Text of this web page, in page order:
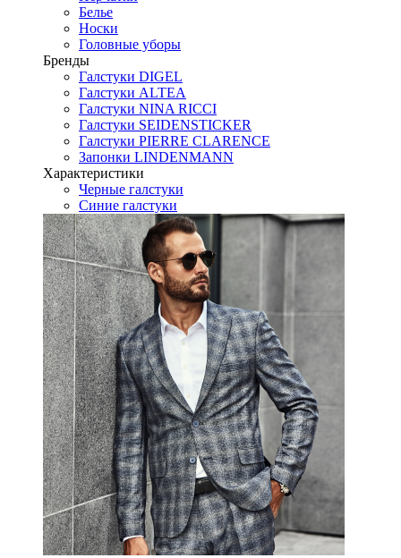
Белье
Носки
Головные уборы
Бренды
Галстуки DIGEL
Галстуки ALTEA
Галстуки NINA RICCI
Галстуки SEIDENSTICKER
Галстуки PIERRE CLARENCE
Запонки LINDENMANN
Характеристики
Черные галстуки
Синие галстуки